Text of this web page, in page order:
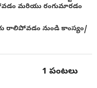
మరియు రంగుమారడం
రాలిపోవడం నుండి కాంస్యం/
1 పంటలు